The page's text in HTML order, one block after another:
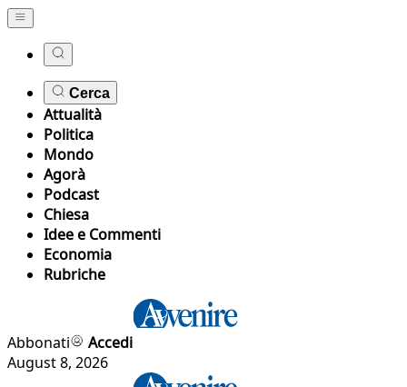
Cerca
Attualità
Politica
Mondo
Agorà
Podcast
Chiesa
Idee e Commenti
Economia
Rubriche
Abbonati
Accedi
August 8, 2026